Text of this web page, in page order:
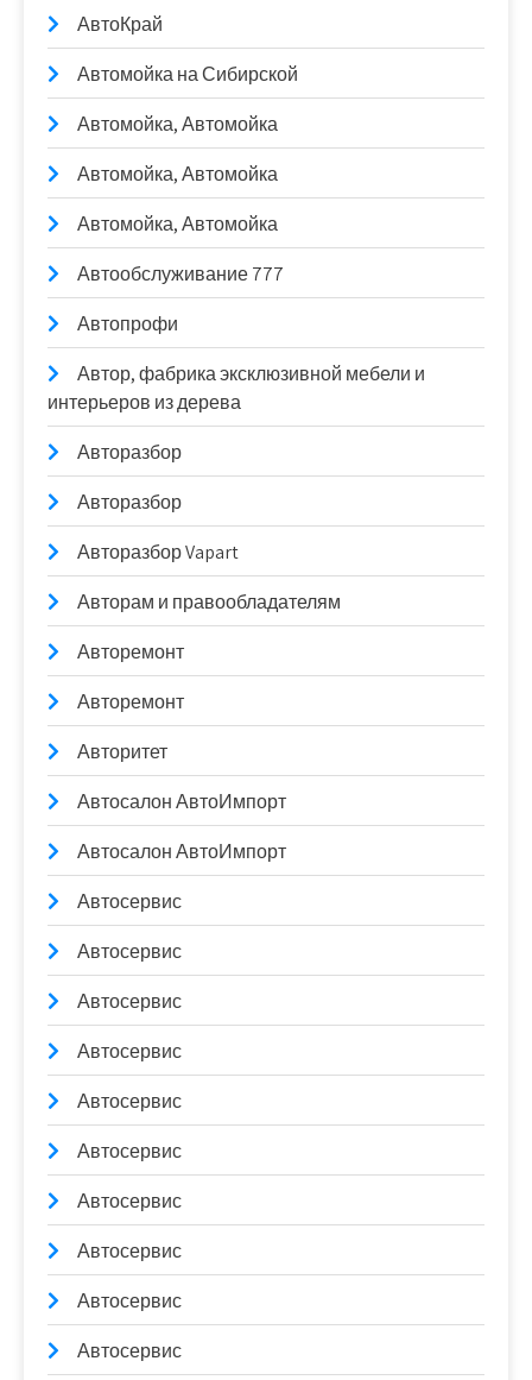
АвтоКрай
Автомойка на Сибирской
Автомойка, Автомойка
Автомойка, Автомойка
Автомойка, Автомойка
Автообслуживание 777
Автопрофи
Автор, фабрика эксклюзивной мебели и
интерьеров из дерева
Авторазбор
Авторазбор
Авторазбор Vapart
Авторам и правообладателям
Авторемонт
Авторемонт
Авторитет
Автосалон АвтоИмпорт
Автосалон АвтоИмпорт
Автосервис
Автосервис
Автосервис
Автосервис
Автосервис
Автосервис
Автосервис
Автосервис
Автосервис
Автосервис